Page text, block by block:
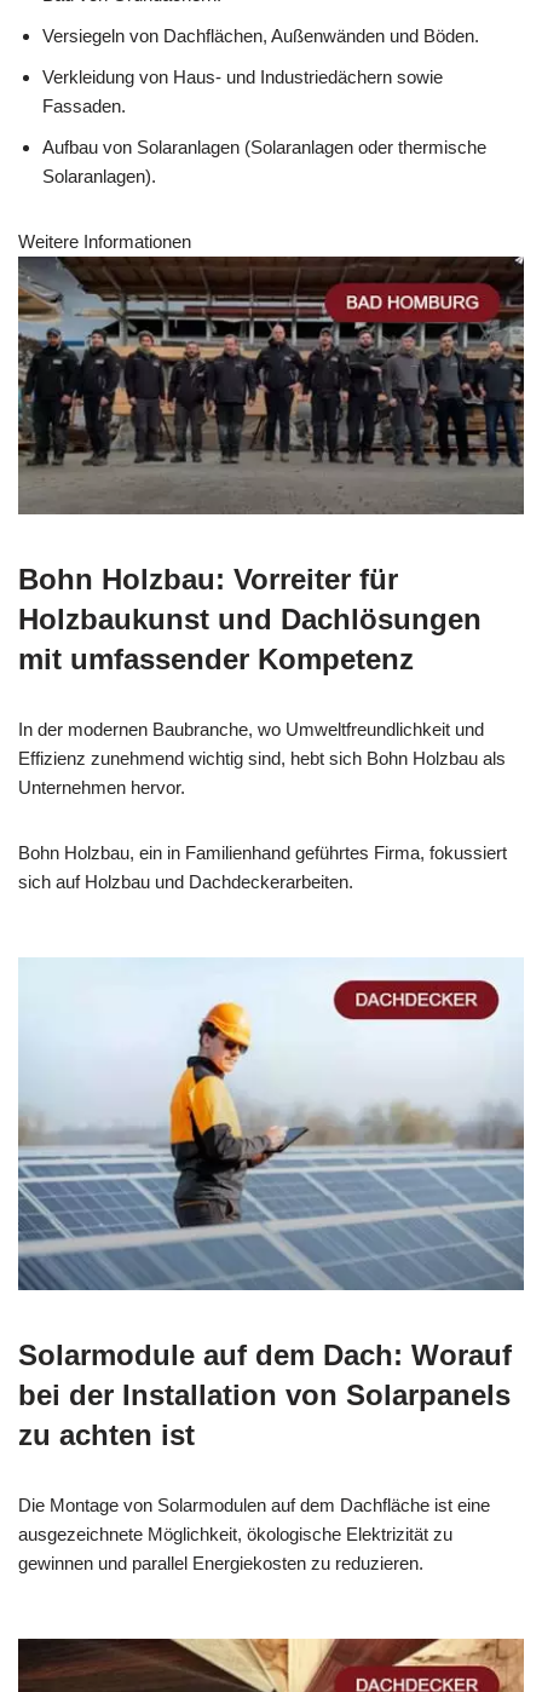
Versiegeln von Dachflächen, Außenwänden und Böden.
Verkleidung von Haus- und Industriedächern sowie
Fassaden.
Aufbau von Solaranlagen (Solaranlagen oder thermische
Solaranlagen).
Weitere Informationen
Bohn Holzbau: Vorreiter für
Holzbaukunst und Dachlösungen
mit umfassender Kompetenz
In der modernen Baubranche, wo Umweltfreundlichkeit und
Effizienz zunehmend wichtig sind, hebt sich Bohn Holzbau als
Unternehmen hervor.
Bohn Holzbau, ein in Familienhand geführtes Firma, fokussiert
sich auf Holzbau und Dachdeckerarbeiten.
Solarmodule auf dem Dach: Worauf
bei der Installation von Solarpanels
zu achten ist
Die Montage von Solarmodulen auf dem Dachfläche ist eine
ausgezeichnete Möglichkeit, ökologische Elektrizität zu
gewinnen und parallel Energiekosten zu reduzieren.